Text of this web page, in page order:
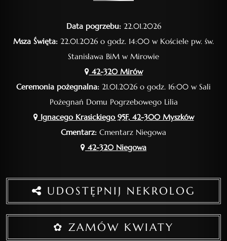
Data pogrzebu:22.01.2026
Msza Święta: 22.01.2026 o godz. 14:00 w Kościele pw. św.
Stanisława BiM w Mirowie
42-320 Mirów
Ceremonia pożegnalna: 21.01.2026 o godz. 16:00 w Sali
Pożegnań Domu Pogrzebowego Lilia
Ignacego Krasickiego 95F, 42-300 Myszków
Cmentarz: Cmentarz Niegowa
42-320 Niegowa
UDOSTĘPNIJ NEKROLOG
✿ ZAMÓW KWIATY